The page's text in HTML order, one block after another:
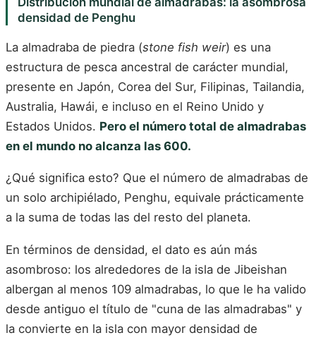
densidad de Penghu
La almadraba de piedra (stone fish weir) es una
estructura de pesca ancestral de carácter mundial,
presente en Japón, Corea del Sur, Filipinas, Tailandia,
Australia, Hawái, e incluso en el Reino Unido y
Estados Unidos. Pero el número total de almadrabas
en el mundo no alcanza las 600.
¿Qué significa esto? Que el número de almadrabas de
un solo archipiélado, Penghu, equivale prácticamente
a la suma de todas las del resto del planeta.
En términos de densidad, el dato es aún más
asombroso: los alrededores de la isla de Jibeishan
albergan al menos 109 almadrabas, lo que le ha valido
desde antiguo el título de "cuna de las almadrabas" y
la convierte en la isla con mayor densidad de